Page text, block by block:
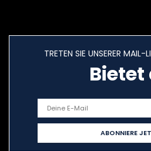
TRETEN SIE UNSERER MAIL-
Bietet